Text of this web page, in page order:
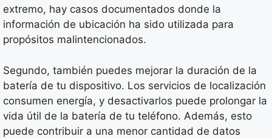
extremo, hay casos documentados donde la
información de ubicación ha sido utilizada para
propósitos malintencionados.
Segundo, también puedes mejorar la duración de la
batería de tu dispositivo. Los servicios de localización
consumen energía, y desactivarlos puede prolongar la
vida útil de la batería de tu teléfono. Además, esto
puede contribuir a una menor cantidad de datos